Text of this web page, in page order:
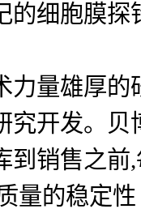
的细胞膜探
力量雄厚
究开发。
到销售之
量的稳定